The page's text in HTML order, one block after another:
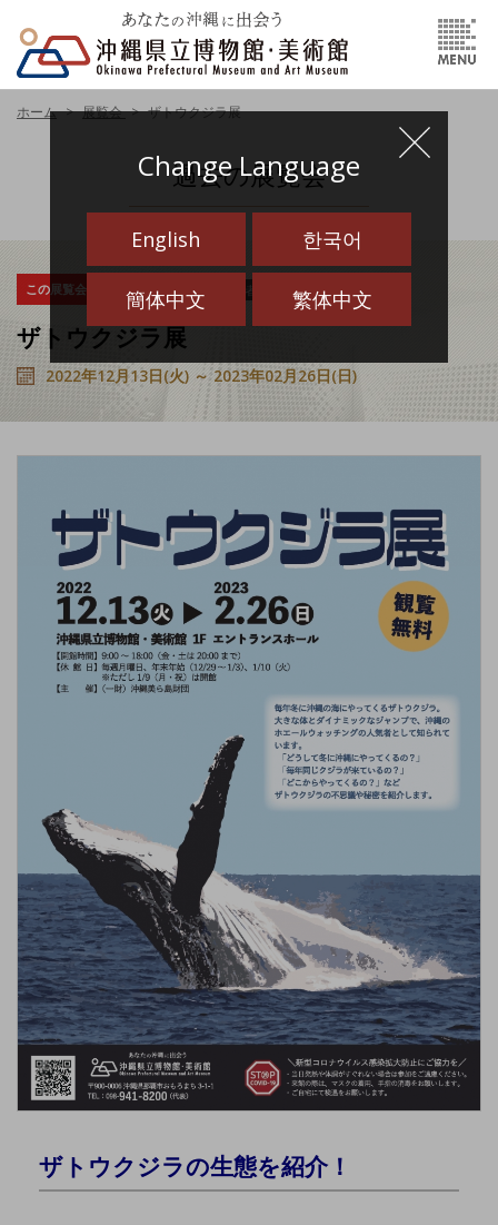
Change Language
English 한국어
簡体中文 繁体中文
ホーム 展覧会 ザトウクジラ展
過去の展覧会
この展覧会は終了しました 指定管理者 企画展
ザトウクジラ展
2022年12月13日(火) ～ 2023年02月26日(日)
ザトウクジラの生態を紹介！